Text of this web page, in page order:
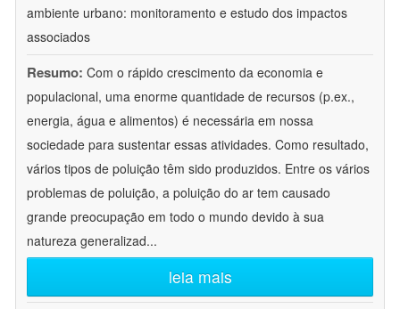
ambiente urbano: monitoramento e estudo dos impactos
associados
Resumo: Com o rápido crescimento da economia e
populacional, uma enorme quantidade de recursos (p.ex.,
energia, água e alimentos) é necessária em nossa
sociedade para sustentar essas atividades. Como resultado,
vários tipos de poluição têm sido produzidos. Entre os vários
problemas de poluição, a poluição do ar tem causado
grande preocupação em todo o mundo devido à sua
natureza generalizad...
leia mais